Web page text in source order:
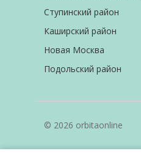
Ступинский район
Каширский район
Новая Москва
Подольский район
© 2026 orbitaonline